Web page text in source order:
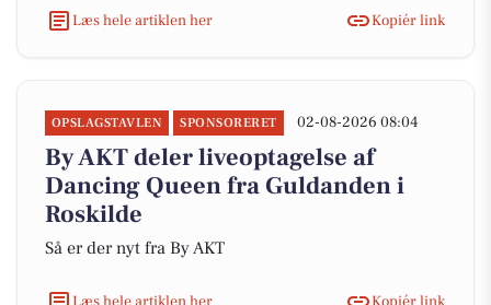
Læs hele artiklen her
Kopiér link
OPSLAGSTAVLEN SPONSORERET 02-08-2026 08:04
By AKT deler liveoptagelse af
Dancing Queen fra Guldanden i
Roskilde
Så er der nyt fra By AKT